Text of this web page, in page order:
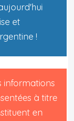
et
!
informations
à titre
en